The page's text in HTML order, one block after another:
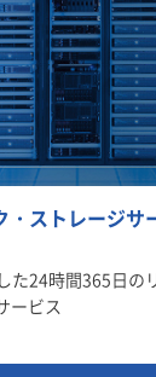
ビス
ート監視